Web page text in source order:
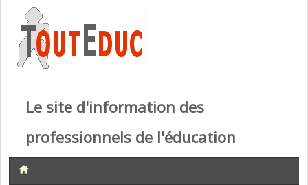
Le site d'information des
professionnels de l'éducation